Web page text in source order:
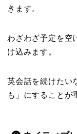
きます。
わざわざ予定を空
け込みます。
英会話を続けたい
も」にすることが